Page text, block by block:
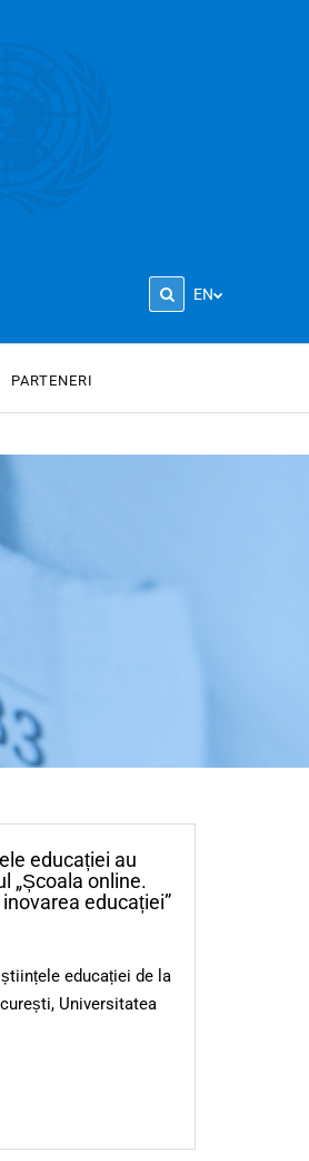
EN
PARTENERI
educației au
„Școala online.
educației”
educației de la
Universitatea